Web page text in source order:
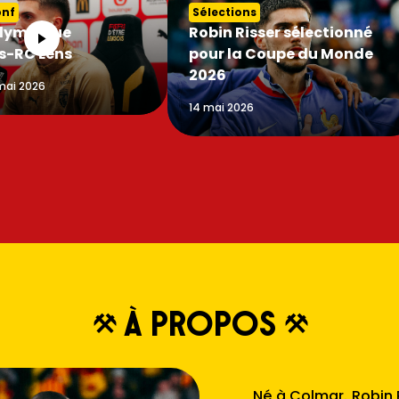
RC Lens
2026
Sélections
Robin Risser sélectionné
pour la Coupe du Monde
2026
14 mai 2026
à propos